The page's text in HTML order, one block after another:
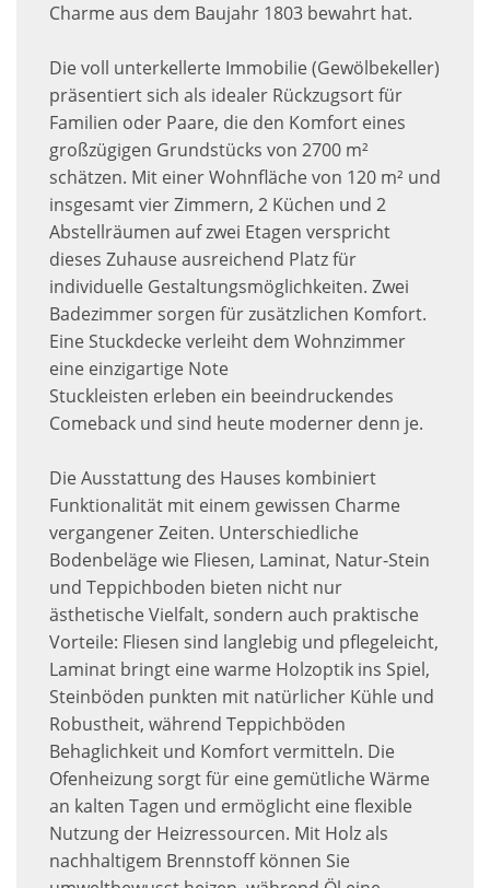
Charme aus dem Baujahr 1803 bewahrt hat.
Die voll unterkellerte Immobilie (Gewölbekeller)
präsentiert sich als idealer Rückzugsort für
Familien oder Paare, die den Komfort eines
großzügigen Grundstücks von 2700 m²
schätzen. Mit einer Wohnfläche von 120 m² und
insgesamt vier Zimmern, 2 Küchen und 2
Abstellräumen auf zwei Etagen verspricht
dieses Zuhause ausreichend Platz für
individuelle Gestaltungsmöglichkeiten. Zwei
Badezimmer sorgen für zusätzlichen Komfort.
Eine Stuckdecke verleiht dem Wohnzimmer
eine einzigartige Note
Stuckleisten erleben ein beeindruckendes
Comeback und sind heute moderner denn je.
Die Ausstattung des Hauses kombiniert
Funktionalität mit einem gewissen Charme
vergangener Zeiten. Unterschiedliche
Bodenbeläge wie Fliesen, Laminat, Natur-Stein
und Teppichboden bieten nicht nur
ästhetische Vielfalt, sondern auch praktische
Vorteile: Fliesen sind langlebig und pflegeleicht,
Laminat bringt eine warme Holzoptik ins Spiel,
Steinböden punkten mit natürlicher Kühle und
Robustheit, während Teppichböden
Behaglichkeit und Komfort vermitteln. Die
Ofenheizung sorgt für eine gemütliche Wärme
an kalten Tagen und ermöglicht eine flexible
Nutzung der Heizressourcen. Mit Holz als
nachhaltigem Brennstoff können Sie